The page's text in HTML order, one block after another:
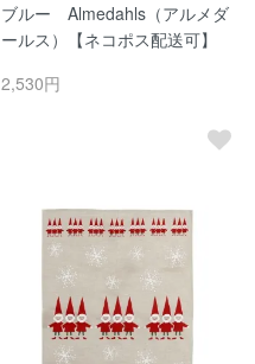
ブルー Almedahls（アルメダ
ールス）【ネコポス配送可】
2,530円